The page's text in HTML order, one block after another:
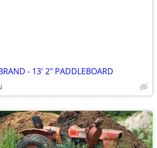
- 13' 2" PADDLEBOARD